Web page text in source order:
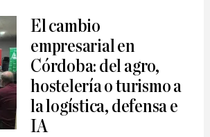
El cambio
empresarial en
Córdoba: del agro,
hostelería o turismo a
la logística, defensa e
IA